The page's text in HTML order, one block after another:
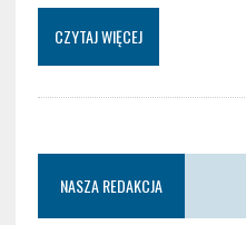
CZYTAJ WIĘCEJ
NASZA REDAKCJA